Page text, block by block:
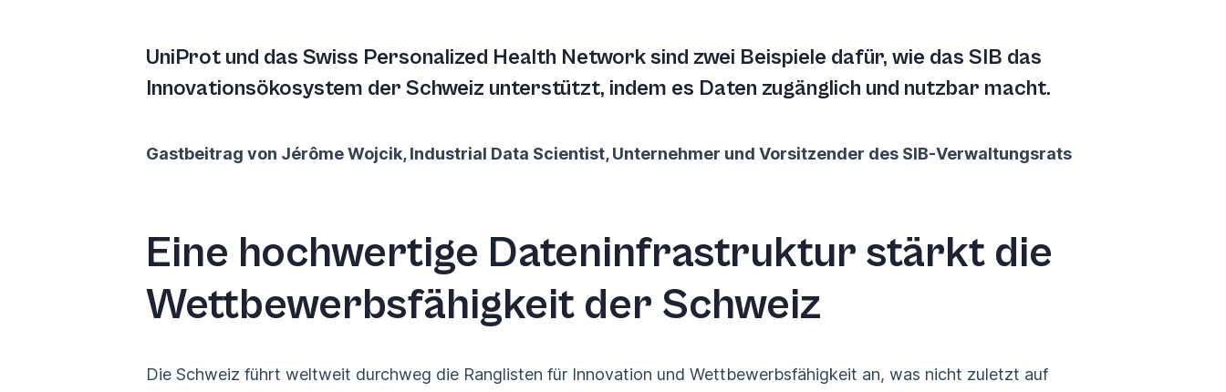
UniProt und das Swiss Personalized Health Network sind zwei Beispiele dafür, wie das SIB das
Innovationsökosystem der Schweiz unterstützt, indem es Daten zugänglich und nutzbar macht.
Gastbeitrag von Jérôme Wojcik, Industrial Data Scientist, Unternehmer und Vorsitzender des SIB-Verwaltungsrats
Eine hochwertige Dateninfrastruktur stärkt die
Wettbewerbsfähigkeit der Schweiz
Die Schweiz führt weltweit durchweg die Ranglisten für Innovation und Wettbewerbsfähigkeit an, was nicht zuletzt auf